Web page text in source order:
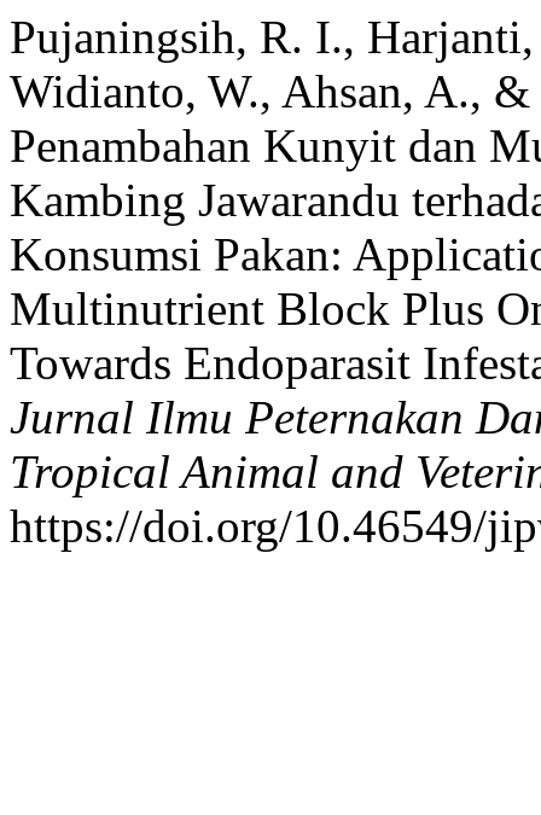
Pujaningsih, R. I.,
Widianto, W., Ahsan, A.,
Penambahan Kunyit dan
Kambing Jawarandu
Konsumsi Pakan:
Multinutrient Block Plus
Towards Endoparasit
Jurnal Ilmu Peternakan
Tropical Animal and
https://doi.org/10.46549/